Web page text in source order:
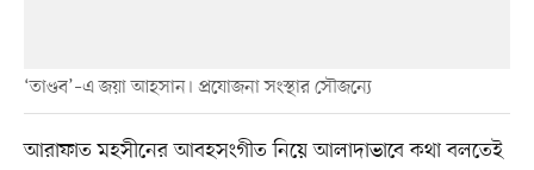
‘তাণ্ডব’–এ জয়া আহসান। প্রযোজনা সংস্থার সৌজন্যে
আরাফাত মহসীনের আবহসংগীত নিয়ে আলাদাভাবে কথা বলতেই